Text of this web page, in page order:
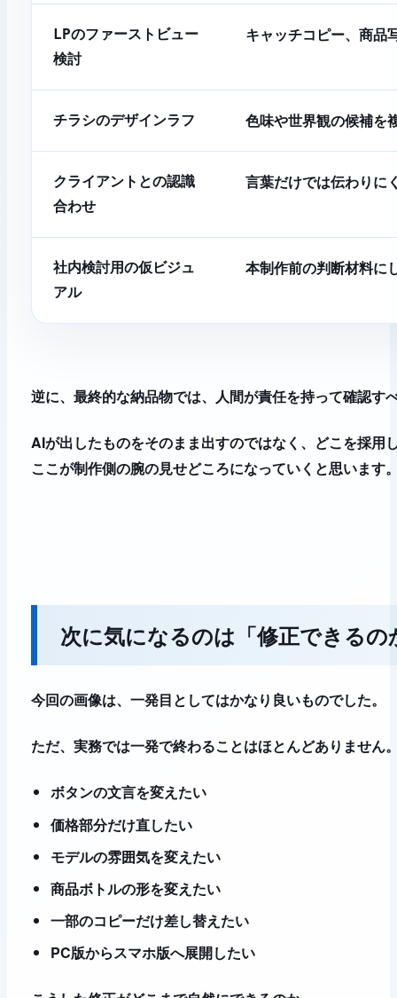
LPのファーストビュー
検討
キャッチコピー、商品
チラシのデザインラフ 色味や世界観の候補を
クライアントとの認識
合わせ
言葉だけでは伝わりに
社内検討用の仮ビジュ
アル
本制作前の判断材料に
逆に、最終的な納品物では、人間が責任を持って確認す
AIが出したものをそのまま出すのではなく、どこを採用
ここが制作側の腕の見せどころになっていくと思います
次に気になるのは「修正できるの
今回の画像は、一発目としてはかなり良いものでした。
ただ、実務では一発で終わることはほとんどありません
ボタンの文言を変えたい
価格部分だけ直したい
モデルの雰囲気を変えたい
商品ボトルの形を変えたい
一部のコピーだけ差し替えたい
PC版からスマホ版へ展開したい